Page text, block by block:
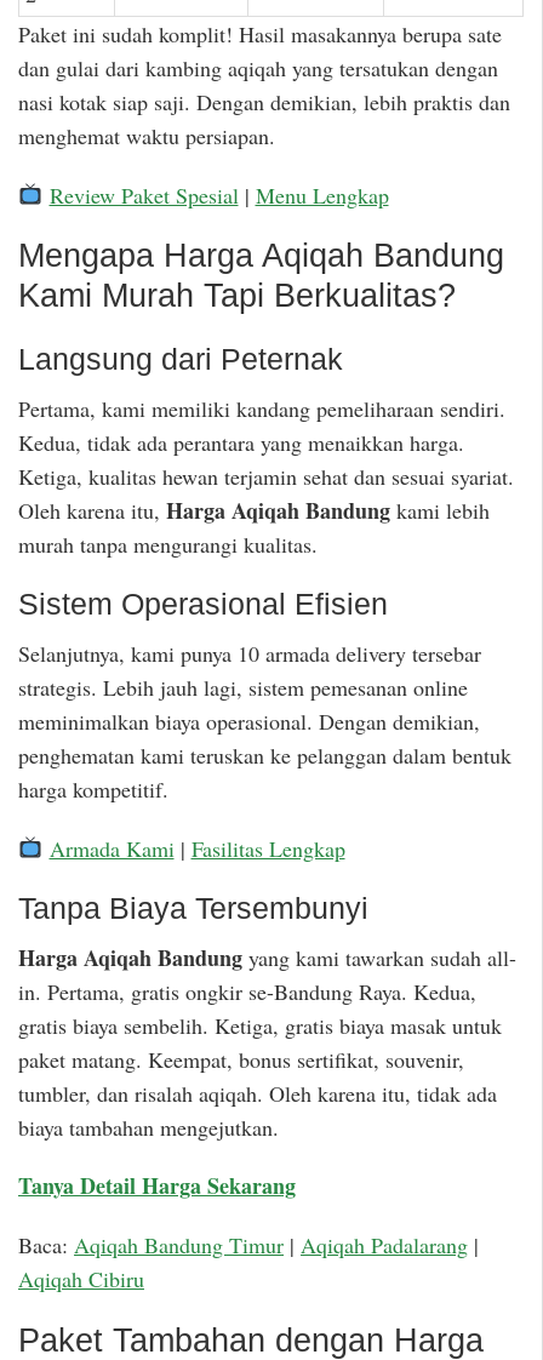
Paket ini sudah komplit! Hasil masakannya berupa sate
dan gulai dari kambing aqiqah yang tersatukan dengan
nasi kotak siap saji. Dengan demikian, lebih praktis dan
menghemat waktu persiapan.
Review Paket Spesial | Menu Lengkap
Mengapa Harga Aqiqah Bandung
Kami Murah Tapi Berkualitas?
Langsung dari Peternak
Pertama, kami memiliki kandang pemeliharaan sendiri.
Kedua, tidak ada perantara yang menaikkan harga.
Ketiga, kualitas hewan terjamin sehat dan sesuai syariat.
Oleh karena itu, Harga Aqiqah Bandung kami lebih
murah tanpa mengurangi kualitas.
Sistem Operasional Efisien
Selanjutnya, kami punya 10 armada delivery tersebar
strategis. Lebih jauh lagi, sistem pemesanan online
meminimalkan biaya operasional. Dengan demikian,
penghematan kami teruskan ke pelanggan dalam bentuk
harga kompetitif.
Armada Kami | Fasilitas Lengkap
Tanpa Biaya Tersembunyi
Harga Aqiqah Bandung yang kami tawarkan sudah all-
in. Pertama, gratis ongkir se-Bandung Raya. Kedua,
gratis biaya sembelih. Ketiga, gratis biaya masak untuk
paket matang. Keempat, bonus sertifikat, souvenir,
tumbler, dan risalah aqiqah. Oleh karena itu, tidak ada
biaya tambahan mengejutkan.
Tanya Detail Harga Sekarang
Baca: Aqiqah Bandung Timur | Aqiqah Padalarang |
Aqiqah Cibiru
Paket Tambahan dengan Harga